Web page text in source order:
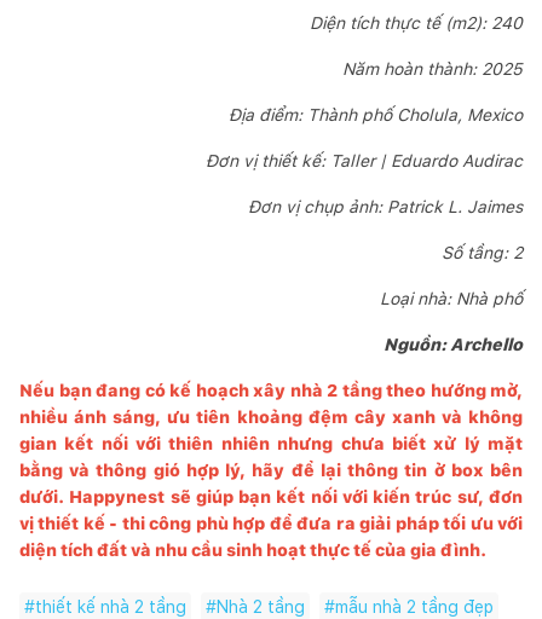
Diện tích thực tế (m2): 240
Năm hoàn thành: 2025
Địa điểm: Thành phố Cholula, Mexico
Đơn vị thiết kế: Taller | Eduardo Audirac
Đơn vị chụp ảnh: Patrick L. Jaimes
Số tầng: 2
Loại nhà: Nhà phố
Nguồn: Archello
Nếu bạn đang có kế hoạch xây nhà 2 tầng theo hướng mở,
nhiều ánh sáng, ưu tiên khoảng đệm cây xanh và không
gian kết nối với thiên nhiên nhưng chưa biết xử lý mặt
bằng và thông gió hợp lý, hãy để lại thông tin ở box bên
dưới. Happynest sẽ giúp bạn kết nối với kiến trúc sư, đơn
vị thiết kế - thi công phù hợp để đưa ra giải pháp tối ưu với
diện tích đất và nhu cầu sinh hoạt thực tế của gia đình.
#thiết kế nhà 2 tầng #Nhà 2 tầng #mẫu nhà 2 tầng đẹp